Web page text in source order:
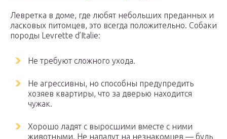
Левретка в доме, где любят небольших преданных и
ласковых питомцев, это всегда положительно. Собаки
породы Levrette d’Italie:
Не требуют сложного ухода.
Не агрессивны, но способны предупредить
хозяев квартиры, что за дверью находится
чужак.
Хорошо ладят с выросшими вместе с ними
животными. Не нападут на незнакомцев — будь